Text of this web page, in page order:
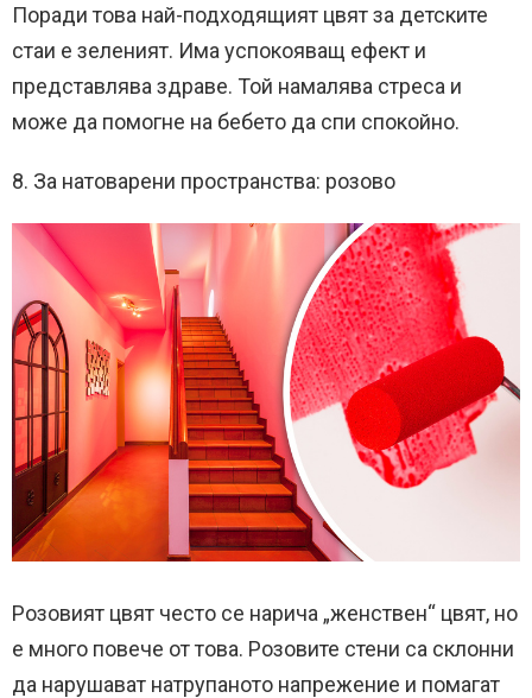
Поради това най-подходящият цвят за детските
стаи е зеленият. Има успокояващ ефект и
представлява здраве. Той намалява стреса и
може да помогне на бебето да спи спокойно.
8. За натоварени пространства: розово
Розовият цвят често се нарича „женствен“ цвят, но
е много повече от това. Розовите стени са склонни
да нарушават натрупаното напрежение и помагат